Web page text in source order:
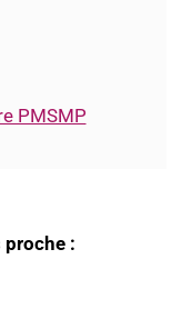
PMSMP
: